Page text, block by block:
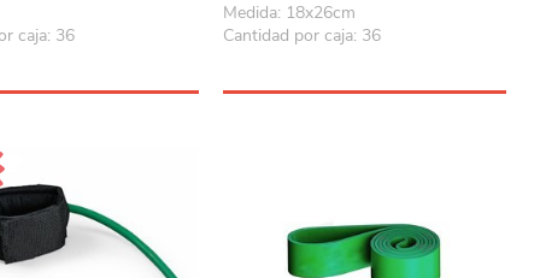
caja: 36
Medida: 18x26cm
Cantidad por caja: 36